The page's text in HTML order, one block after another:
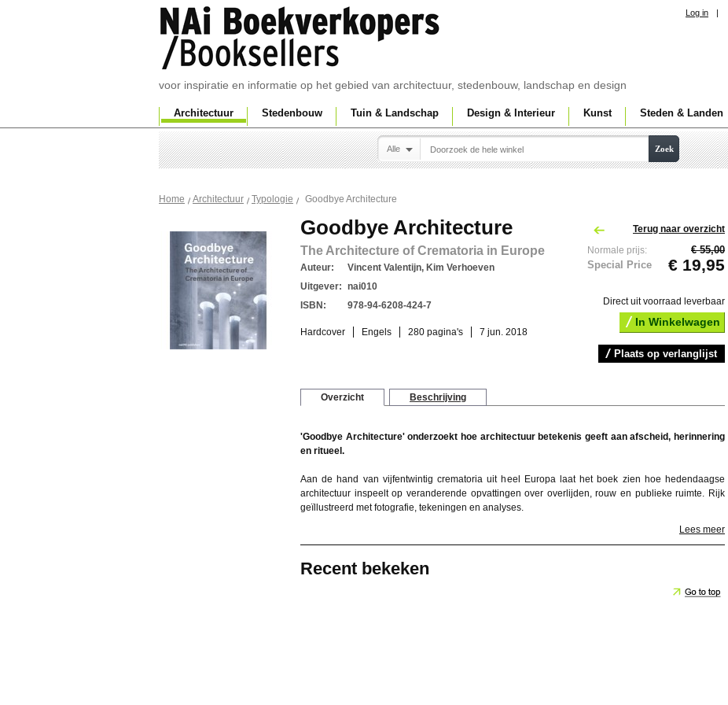
voor inspiratie en informatie op het gebied van architectuur, stedenbouw, landschap en design
Log in |
Architectuur Stedenbouw Tuin & Landschap Design & Interieur Kunst Steden & Landen
Alle Zoek
Home Architectuur Typologie Goodbye Architecture
Terug naar overzicht
Normale prijs:
€ 55,00
Special Price
€ 19,95
Direct uit voorraad leverbaar
In Winkelwagen
Plaats op verlanglijst
Goodbye Architecture
The Architecture of Crematoria in Europe
Auteur:
Vincent Valentijn, Kim Verhoeven
Uitgever: nai010
ISBN:
978-94-6208-424-7
Hardcover Engels 280 pagina's 7 jun. 2018
Overzicht Beschrijving
'Goodbye Architecture' onderzoekt hoe architectuur betekenis geeft aan afscheid, herinnering
en ritueel.
Aan de hand van vijfentwintig crematoria uit heel Europa laat het boek zien hoe hedendaagse
architectuur inspeelt op veranderende opvattingen over overlijden, rouw en publieke ruimte. Rijk
geïllustreerd met fotografie, tekeningen en analyses.
Lees meer
Recent bekeken